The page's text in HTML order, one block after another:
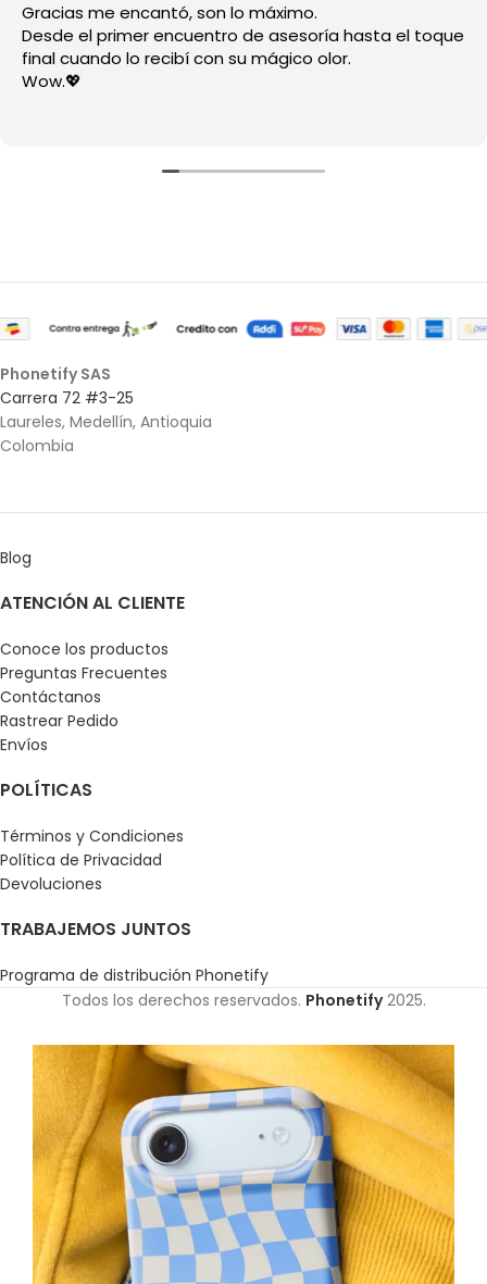
Gracias me encantó, son lo máximo.
Desde el primer encuentro de asesoría hasta el toque
final cuando lo recibí con su mágico olor.
Wow.💖
Phonetify SAS
Carrera 72 #3-25
Laureles, Medellín, Antioquia
Colombia
Blog
ATENCIÓN AL CLIENTE
Conoce los productos
Preguntas Frecuentes
Contáctanos
Rastrear Pedido
Envíos
POLÍTICAS
Términos y Condiciones
Política de Privacidad
Devoluciones
TRABAJEMOS JUNTOS
Programa de distribución Phonetify
Todos los derechos reservados. Phonetify2025.